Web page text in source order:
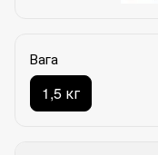
Вага
1,5 кг